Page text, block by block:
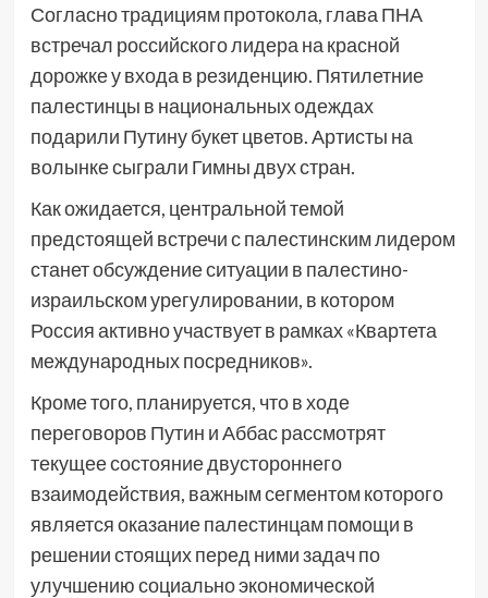
Согласно традициям протокола, глава ПНА
встречал российского лидера на красной
дорожке у входа в резиденцию. Пятилетние
палестинцы в национальных одеждах
подарили Путину букет цветов. Артисты на
волынке сыграли Гимны двух стран.
Как ожидается, центральной темой
предстоящей встречи с палестинским лидером
станет обсуждение ситуации в палестино-
израильском урегулировании, в котором
Россия активно участвует в рамках «Квартета
международных посредников».
Кроме того, планируется, что в ходе
переговоров Путин и Аббас рассмотрят
текущее состояние двустороннего
взаимодействия, важным сегментом которого
является оказание палестинцам помощи в
решении стоящих перед ними задач по
улучшению социально экономической